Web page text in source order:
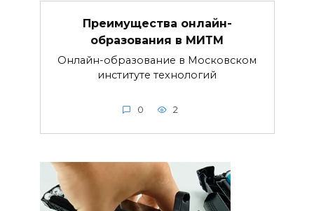
Преимущества онлайн-
образования в МИТМ
Онлайн-образование в Московском
институте технологий
0 2